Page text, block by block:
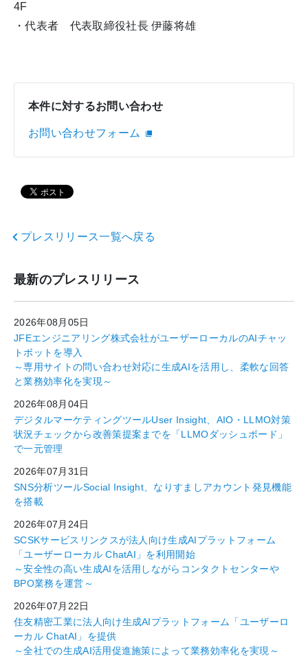
4F
・代表者 代表取締役社長 伊藤将雄
本件に対するお問い合わせ
お問い合わせフォーム
プレスリリース一覧へ戻る
最新のプレスリリース
2026年08月05日
JFEエンジニアリング株式会社がユーザーローカルのAIチャッ
トボットを導入
～専用サイトの問い合わせ対応に生成AIを活用し、柔軟な回答
と業務効率化を実現～
2026年08月04日
デジタルマーケティングツールUser Insight、AIO・LLMO対策
状況チェックから改善策提案までを「LLMOダッシュボード」
で一元管理
2026年07月31日
SNS分析ツールSocial Insight、なりすましアカウント発見機能
を搭載
2026年07月24日
SCSKサービスリンクスが法人向け生成AIプラットフォーム
「ユーザーローカル ChatAI」を利用開始
～安全性の高い生成AIを活用しながらコンタクトセンターや
BPO業務を運営～
2026年07月22日
住友精密工業に法人向け生成AIプラットフォーム「ユーザーロ
ーカル ChatAI」を提供
～全社での生成AI活用促進施策によって業務効率化を実現～